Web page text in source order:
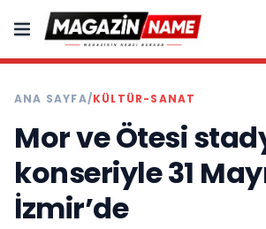
ANA SAYFA/KÜLTÜR-SANAT
Mor ve Ötesi
konseriyle 31
İzmir’de